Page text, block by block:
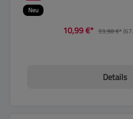
Neu
10,99 €* 33,98 €*
Details